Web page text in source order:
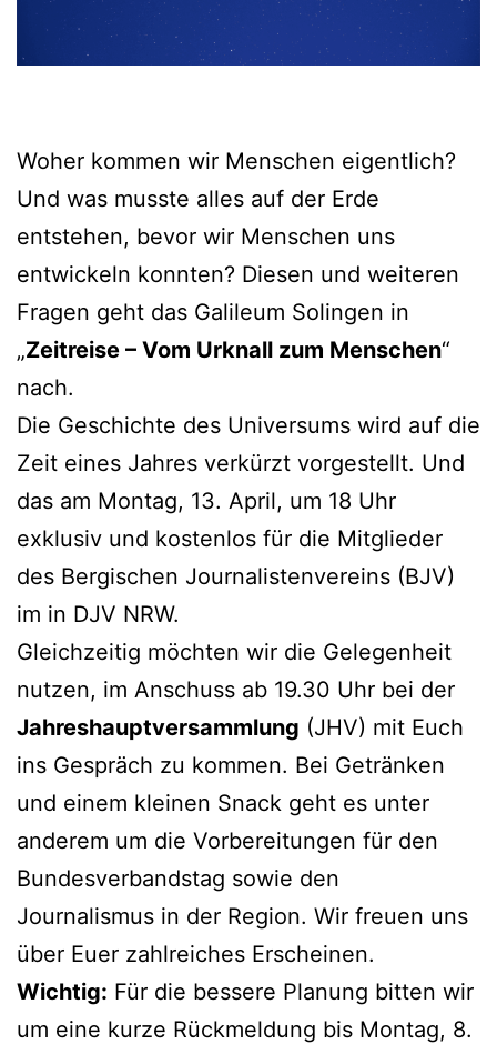
Woher kommen wir Menschen eigentlich?
Und was musste alles auf der Erde
entstehen, bevor wir Menschen uns
entwickeln konnten? Diesen und weiteren
Fragen geht das Galileum Solingen in
„Zeitreise – Vom Urknall zum Menschen“
nach.
Die Geschichte des Universums wird auf die
Zeit eines Jahres verkürzt vorgestellt. Und
das am Montag, 13. April, um 18 Uhr
exklusiv und kostenlos für die Mitglieder
des Bergischen Journalistenvereins (BJV)
im in DJV NRW.
Gleichzeitig möchten wir die Gelegenheit
nutzen, im Anschuss ab 19.30 Uhr bei der
Jahreshauptversammlung (JHV) mit Euch
ins Gespräch zu kommen. Bei Getränken
und einem kleinen Snack geht es unter
anderem um die Vorbereitungen für den
Bundesverbandstag sowie den
Journalismus in der Region. Wir freuen uns
über Euer zahlreiches Erscheinen.
Wichtig: Für die bessere Planung bitten wir
um eine kurze Rückmeldung bis Montag, 8.